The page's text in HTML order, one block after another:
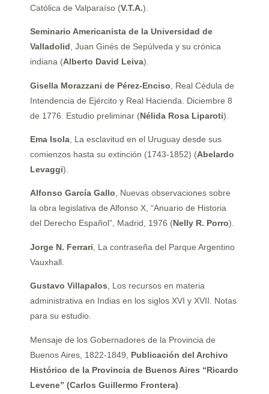
Católica de Valparaíso (V.T.A.).
Seminario Americanista de la Universidad de
Valladolid , Juan Ginés de Sepúlveda y su crónica
indiana (Alberto David Leiva).
Gisella Morazzani de Pérez-Enciso , Real Cédula de
Intendencia de Ejército y Real Hacienda. Diciembre 8
de 1776. Estudio preliminar (Nélida Rosa Liparoti).
Ema Isola , La esclavitud en el Uruguay desde sus
comienzos hasta su extinción (1743-1852) (Abelardo
Levaggi).
Alfonso García Gallo, Nuevas observaciones sobre
la obra legislativa de Alfonso X, “Anuario de Historia
del Derecho Español”, Madrid, 1976 (Nelly R. Porro).
Jorge N. Ferrari , La contraseña del Parque Argentino
Vauxhall.
Gustavo Villapalos , Los recursos en materia
administrativa en Indias en los siglos XVI y XVII. Notas
para su estudio.
Mensaje de los Gobernadores de la Provincia de
Buenos Aires, 1822-1849, Publicación del Archivo
Histórico de la Provincia de Buenos Aires “Ricardo
Levene” (Carlos Guillermo Frontera)